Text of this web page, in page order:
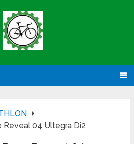
Reveal 04 Ultegra Di2